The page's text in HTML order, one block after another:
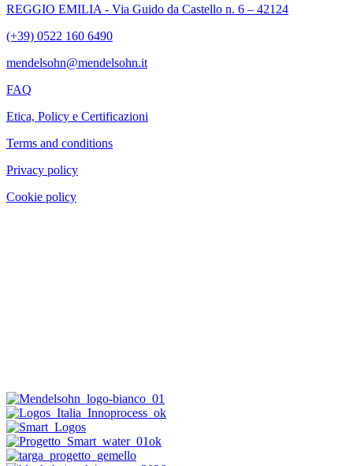
REGGIO EMILIA - Via Guido da Castello n. 6 – 42124
(+39) 0522 160 6490
mendelsohn@mendelsohn.it
FAQ
Etica, Policy e Certificazioni
Terms and conditions
Privacy policy
Cookie policy